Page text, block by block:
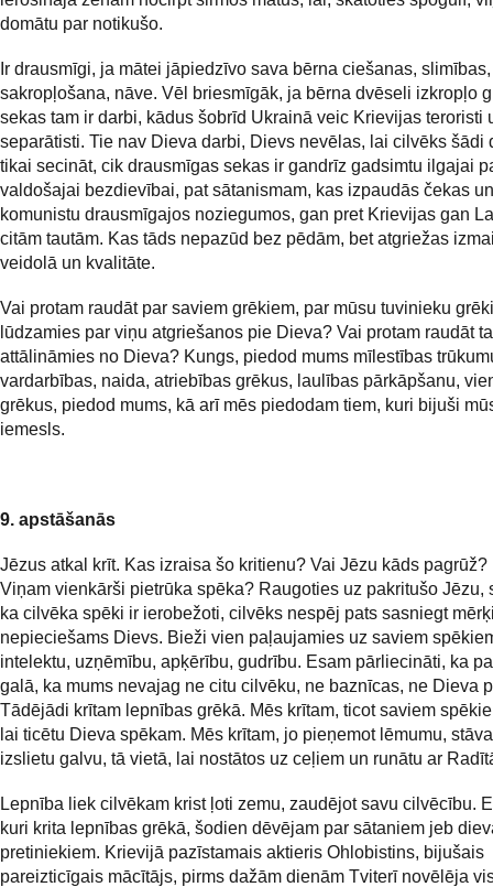
domātu par notikušo.
Ir drausmīgi, ja mātei jāpiedzīvo sava bērna ciešanas, slimības,
sakropļošana, nāve. Vēl briesmīgāk, ja bērna dvēseli izkropļo
sekas tam ir darbi, kādus šobrīd Ukrainā veic Krievijas teroristi
separātisti. Tie nav Dieva darbi, Dievs nevēlas, lai cilvēks šādi
tikai secināt, cik drausmīgas sekas ir gandrīz gadsimtu ilgajai
valdošajai bezdievībai, pat sātanismam, kas izpaudās čekas un
komunistu drausmīgajos noziegumos, gan pret Krievijas gan
citām tautām. Kas tāds nepazūd bez pēdām, bet atgriežas
veidolā un kvalitāte.
Vai protam raudāt par saviem grēkiem, par mūsu tuvinieku
lūdzamies par viņu atgriešanos pie Dieva? Vai protam raudāt
attālināmies no Dieva? Kungs, piedod mums mīlestības
vardarbības, naida, atriebības grēkus, laulības pārkāpšanu,
grēkus, piedod mums, kā arī mēs piedodam tiem, kuri bijuši
iemesls.
9. apstāšanās
Jēzus atkal krīt. Kas izraisa šo kritienu? Vai Jēzu kāds pagrūž?
Viņam vienkārši pietrūka spēka? Raugoties uz pakritušo Jēzu,
ka cilvēka spēki ir ierobežoti, cilvēks nespēj pats sasniegt
nepieciešams Dievs. Bieži vien paļaujamies uz saviem
intelektu, uzņēmību, apķērību, gudrību. Esam pārliecināti, ka
galā, ka mums nevajag ne citu cilvēku, ne baznīcas, ne Dieva
Tādējādi krītam lepnības grēkā. Mēs krītam, ticot saviem
lai ticētu Dieva spēkam. Mēs krītam, jo pieņemot lēmumu,
izslietu galvu, tā vietā, lai nostātos uz ceļiem un runātu ar
Lepnība liek cilvēkam krist ļoti zemu, zaudējot savu cilvēcību.
kuri krita lepnības grēkā, šodien dēvējam par sātaniem jeb
pretiniekiem. Krievijā pazīstamais aktieris Ohlobistins, bijušais
pareizticīgais mācītājs, pirms dažām dienām Tviterī novēlēja